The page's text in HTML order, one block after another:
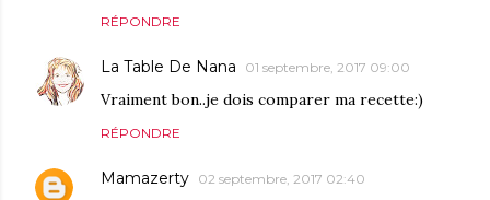
RÉPONDRE
La Table De Nana 01 septembre, 2017 09:00
Vraiment bon..je dois comparer ma recette:)
RÉPONDRE
Mamazerty 02 septembre, 2017 02:40